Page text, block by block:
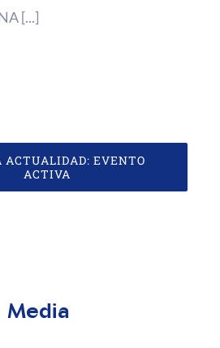
[...]
ACTUALIDAD: EVENTO
ACTIVA
Media